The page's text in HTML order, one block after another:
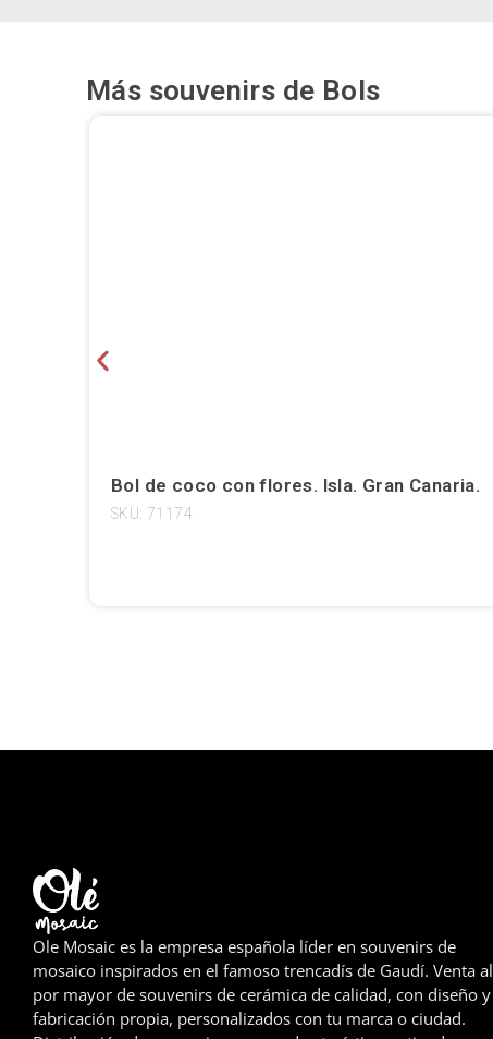
Más souvenirs de Bols
Bol de coco con flores. Isla. Gran Canaria.
SKU: 71174
Ole Mosaic es la empresa española líder en souvenirs de
mosaico inspirados en el famoso trencadís de Gaudí. Venta al
por mayor de souvenirs de cerámica de calidad, con diseño y
fabricación propia, personalizados con tu marca o ciudad.